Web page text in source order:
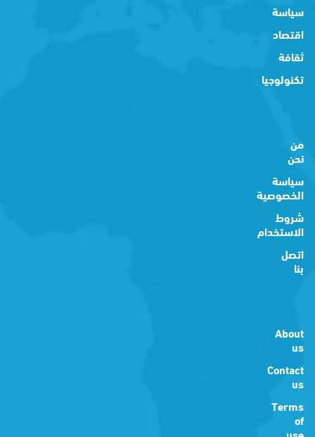
سياسة
اقتصاد
ثقافة
تكنولوجيا
من
نحن
سياسة
الخصوصية
شروط
الاستخدام
اتصل
بنا
About
us
Contact
us
Terms
of